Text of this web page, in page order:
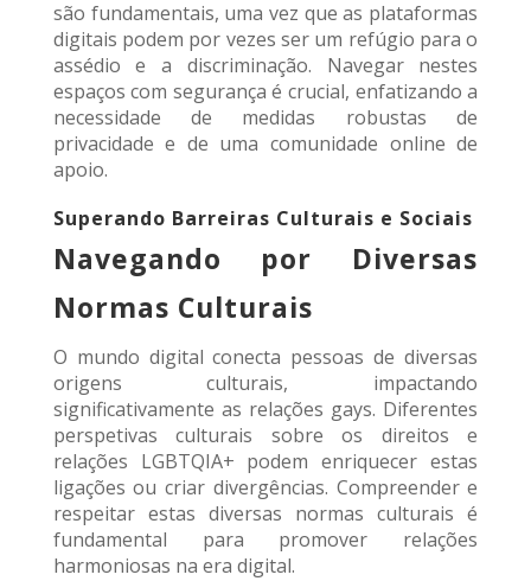
são fundamentais, uma vez que as plataformas
digitais podem por vezes ser um refúgio para o
assédio e a discriminação. Navegar nestes
espaços com segurança é crucial, enfatizando a
necessidade de medidas robustas de
privacidade e de uma comunidade online de
apoio.
Superando Barreiras Culturais e Sociais
Navegando por Diversas
Normas Culturais
O mundo digital conecta pessoas de diversas
origens culturais, impactando
significativamente as relações gays. Diferentes
perspetivas culturais sobre os direitos e
relações LGBTQIA+ podem enriquecer estas
ligações ou criar divergências. Compreender e
respeitar estas diversas normas culturais é
fundamental para promover relações
harmoniosas na era digital.